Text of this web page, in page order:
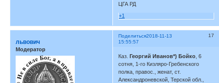
ЦГА РД
+1
Поделиться 17
2018-11-13
15:55:57
львович
Модератор
Каз.Георгий Иванов*) Бойко , 6
сотня, 1-го Кизляро-Гребенского
полка, правос., женат, ст.
Александроневской, Терской обл.,